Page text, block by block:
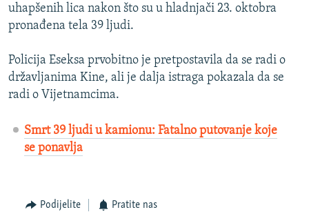
uhapšenih lica nakon što su u hladnjači 23. oktobra
pronađena tela 39 ljudi.
Policija Eseksa prvobitno je pretpostavila da se radi o
državljanima Kine, ali je dalja istraga pokazala da se
radi o Vijetnamcima.
Smrt 39 ljudi u kamionu: Fatalno putovanje koje
se ponavlja
Podijelite Pratite nas